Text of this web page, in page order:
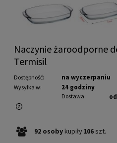
Naczynie żaroodporne
Termisil
Dostępność: na wyczerpaniu
Wysyłka w: 24 godziny
Dostawa:
Cena nie zawiera
92 osoby kupiły 106 szt.